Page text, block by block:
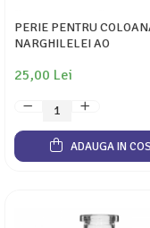
PERIE PENTRU
NARGHILELEI AO
25,00 Lei
ADAUGA IN COS